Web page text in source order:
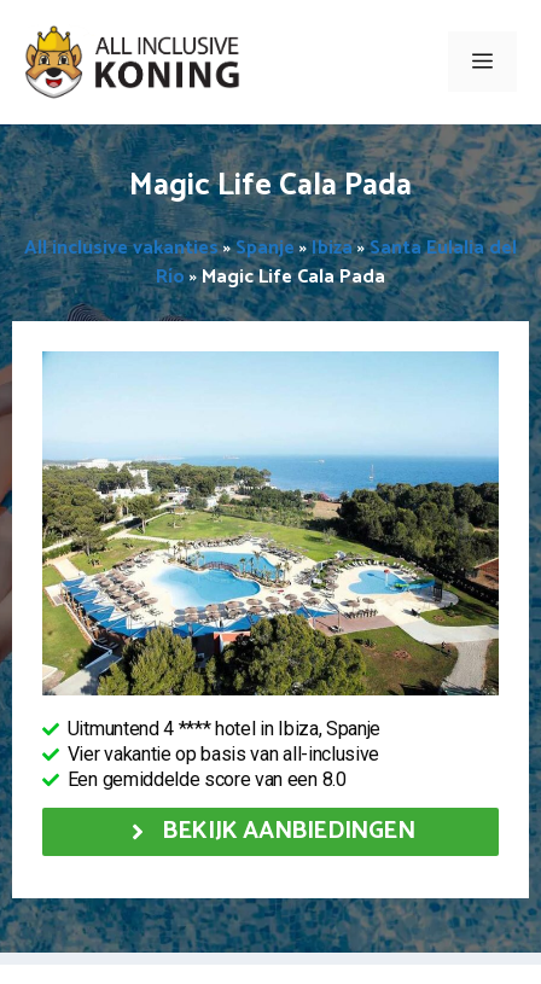
naar
inhoud
Menu
Magic Life Cala Pada
All inclusive vakanties»Spanje»Ibiza»Santa Eulalia del
Río»Magic Life Cala Pada
Uitmuntend 4 **** hotel in Ibiza, Spanje
Vier vakantie op basis van all-inclusive
Een gemiddelde score van een 8.0
BEKIJK AANBIEDINGEN